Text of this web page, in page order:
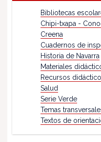
Bibliotecas
Chipi-txapa -
Creena
Cuadernos de
Historia de Navarra
Materiales
Recursos
Salud
Serie Verde
Temas
Textos de